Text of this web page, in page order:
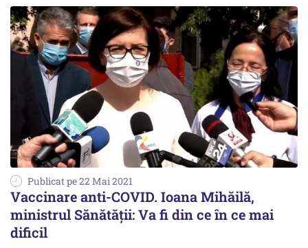
Publicat pe 22 Mai 2021
Vaccinare anti-COVID. Ioana Mihăilă,
ministrul Sănătății: Va fi din ce în ce mai
dificil